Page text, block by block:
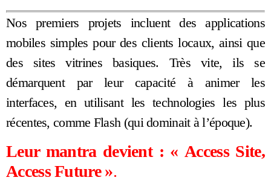
Nos premiers projets incluent des applications
mobiles simples pour des clients locaux, ainsi que
des sites vitrines basiques. Très vite, ils se
démarquent par leur capacité à animer les
interfaces, en utilisant les technologies les plus
récentes, comme Flash (qui dominait à l’époque).
Leur mantra devient : « Access Site,
Access Future ».